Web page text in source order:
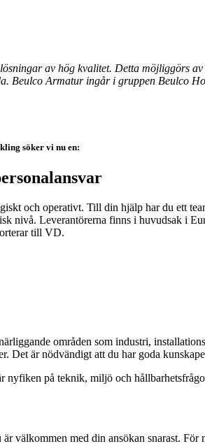
av hög kvalitet. Detta möjliggörs
Beulco Armatur ingår i gruppen Beulco
söker vi nu en:
och operativt. Till din hjälp har du ett
nivå. Leverantörerna finns i huvudsak i
till VD.
områden som industri,
Det är nödvändigt att du har goda
nyfiken på teknik, miljö och
välkommen med din ansökan snarast.